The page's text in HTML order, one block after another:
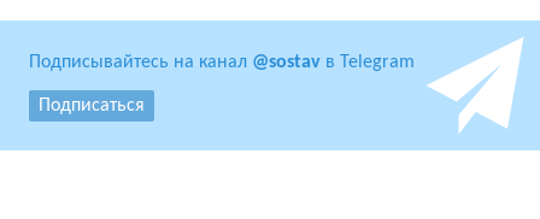
Подписывайтесь на канал @sostav в Telegram
Подписаться